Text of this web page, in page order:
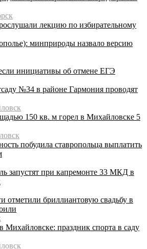
лекцию по избирательному
минприроды назвало версию
инициативы об отмене ЕГЭ
№34 в районе Гармония проводят
150 кв. м горел в Михайловске 5
побудила ставропольца выплатить
запустят при капремонте 33 МКД в
отметили бриллиантовую свадьбу в
Михайловске: праздник спорта в саду